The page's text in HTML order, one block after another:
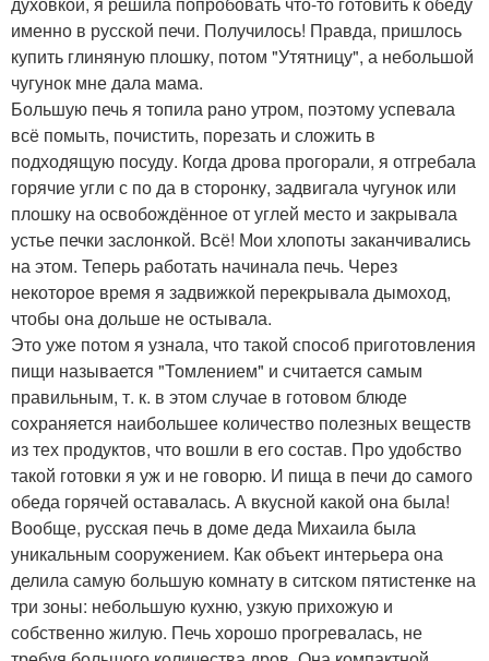
именно в русской печи. Получилось! Правда, пришлось
купить глиняную плошку, потом "Утятницу", а небольшой
чугунок мне дала мама.
Большую печь я топила рано утром, поэтому успевала
всё помыть, почистить, порезать и сложить в
подходящую посуду. Когда дрова прогорали, я отгребала
горячие угли с по да в сторонку, задвигала чугунок или
плошку на освобождённое от углей место и закрывала
устье печки заслонкой. Всё! Мои хлопоты заканчивались
на этом. Теперь работать начинала печь. Через
некоторое время я задвижкой перекрывала дымоход,
чтобы она дольше не остывала.
Это уже потом я узнала, что такой способ приготовления
пищи называется "Томлением" и считается самым
правильным, т. к. в этом случае в готовом блюде
сохраняется наибольшее количество полезных веществ
из тех продуктов, что вошли в его состав. Про удобство
такой готовки я уж и не говорю. И пища в печи до самого
обеда горячей оставалась. А вкусной какой она была!
Вообще, русская печь в доме деда Михаила была
уникальным сооружением. Как объект интерьера она
делила самую большую комнату в ситском пятистенке на
три зоны: небольшую кухню, узкую прихожую и
собственно жилую. Печь хорошо прогревалась, не